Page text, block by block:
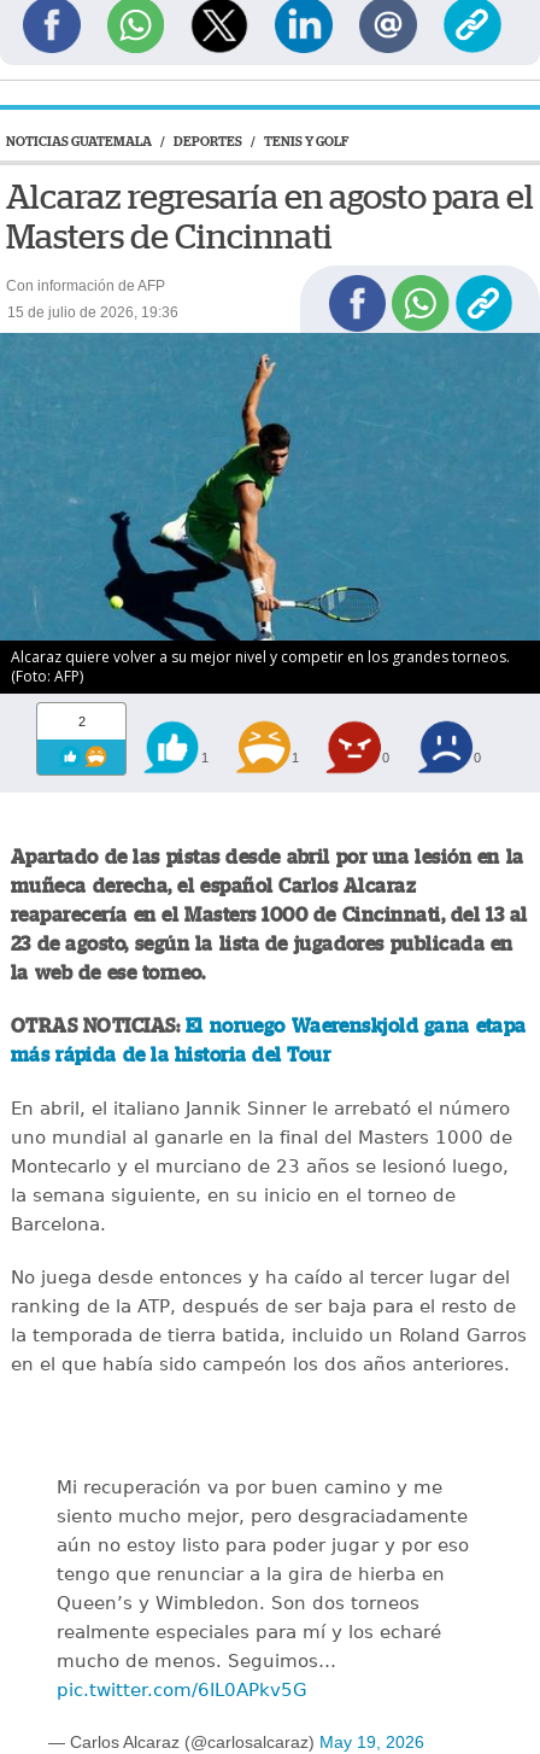
NOTICIAS GUATEMALA / DEPORTES / TENIS Y GOLF
Alcaraz regresaría en agosto para el
Masters de Cincinnati
Con información de AFP
15 de julio de 2026, 19:36
Alcaraz quiere volver a su mejor nivel y competir en los grandes torneos.
(Foto: AFP)
2
1 1 0 0
Apartado de las pistas desde abril por una lesión en la
muñeca derecha, el español Carlos Alcaraz
reaparecería en el Masters 1000 de Cincinnati, del 13 al
23 de agosto, según la lista de jugadores publicada en
la web de ese torneo.
OTRAS NOTICIAS: El noruego Waerenskjold gana etapa
más rápida de la historia del Tour
En abril, el italiano Jannik Sinner le arrebató el número
uno mundial al ganarle en la final del Masters 1000 de
Montecarlo y el murciano de 23 años se lesionó luego,
la semana siguiente, en su inicio en el torneo de
Barcelona.
No juega desde entonces y ha caído al tercer lugar del
ranking de la ATP, después de ser baja para el resto de
la temporada de tierra batida, incluido un Roland Garros
en el que había sido campeón los dos años anteriores.
Mi recuperación va por buen camino y me
siento mucho mejor, pero desgraciadamente
aún no estoy listo para poder jugar y por eso
tengo que renunciar a la gira de hierba en
Queen’s y Wimbledon. Son dos torneos
realmente especiales para mí y los echaré
mucho de menos. Seguimos…
pic.twitter.com/6IL0APkv5G
— Carlos Alcaraz (@carlosalcaraz) May 19, 2026